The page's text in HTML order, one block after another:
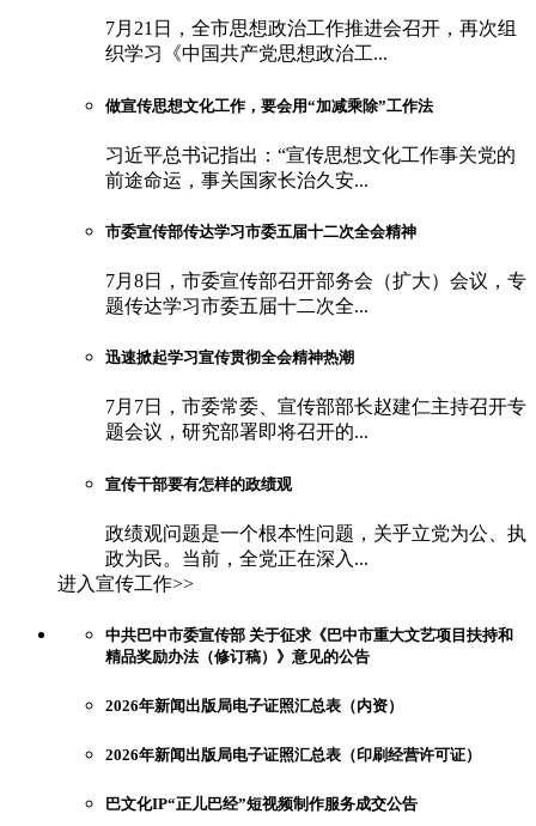
7月21日，全市思想政治工作推进会召开，再次组
织学习《中国共产党思想政治工...
做宣传思想文化工作，要会用“加减乘除”工作法
习近平总书记指出：“宣传思想文化工作事关党的
前途命运，事关国家长治久安...
市委宣传部传达学习市委五届十二次全会精神
7月8日，市委宣传部召开部务会（扩大）会议，专
题传达学习市委五届十二次全...
迅速掀起学习宣传贯彻全会精神热潮
7月7日，市委常委、宣传部部长赵建仁主持召开专
题会议，研究部署即将召开的...
宣传干部要有怎样的政绩观
政绩观问题是一个根本性问题，关乎立党为公、执
政为民。当前，全党正在深入...
进入宣传工作>>
中共巴中市委宣传部 关于征求《巴中市重大文艺项目扶持和
精品奖励办法（修订稿）》意见的公告
2026年新闻出版局电子证照汇总表（内资）
2026年新闻出版局电子证照汇总表（印刷经营许可证）
巴文化IP“正儿巴经”短视频制作服务成交公告